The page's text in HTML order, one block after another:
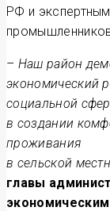
РФ и
– Наш район
экономический
социальной
в создании
проживания
в сельской
главы